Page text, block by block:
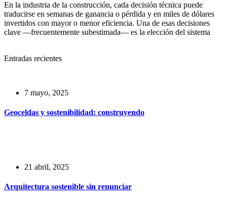
En la industria de la construcción, cada decisión técnica puede
traducirse en semanas de ganancia o pérdida y en miles de dólares
invertidos con mayor o menor eficiencia. Una de esas decisiones
clave —frecuentemente subestimada— es la elección del sistema
Entradas recientes
7 mayo, 2025
Geoceldas y sostenibilidad: construyendo
21 abril, 2025
Arquitectura sostenible sin renunciar